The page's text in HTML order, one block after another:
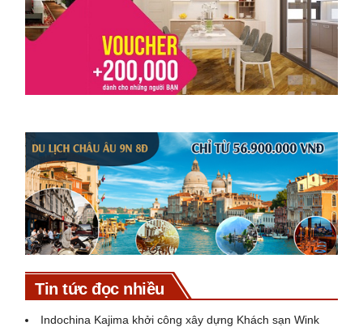
Tin tức đọc nhiều
Indochina Kajima khởi công xây dựng Khách sạn Wink